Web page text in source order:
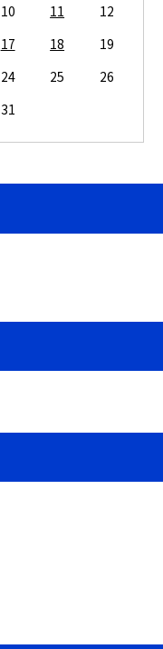
10 11
12
17 18
19
24 25
26
31